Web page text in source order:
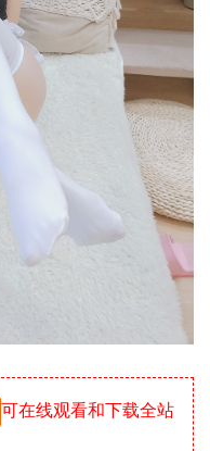
可在线观看和下载全站